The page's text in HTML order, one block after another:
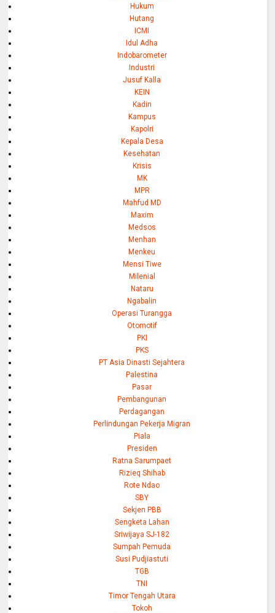
Hukum
Hutang
ICMI
Idul Adha
Indobarometer
Industri
Jusuf Kalla
KEIN
Kadin
Kampus
Kapolri
Kepala Desa
Kesehatan
Krisis
MK
MPR
Mahfud MD
Maxim
Medsos
Menhan
Menkeu
Mensi Tiwe
Milenial
Nataru
Ngabalin
Operasi Turangga
Otomotif
PKI
PKS
PT Asia Dinasti Sejahtera
Palestina
Pasar
Pembangunan
Perdagangan
Perlindungan Pekerja Migran
Piala
Presiden
Ratna Sarumpaet
Rizieq Shihab
Rote Ndao
SBY
Sekjen PBB
Sengketa Lahan
Sriwijaya SJ-182
Sumpah Pemuda
Susi Pudjiastuti
TGB
TNI
Timor Tengah Utara
Tokoh